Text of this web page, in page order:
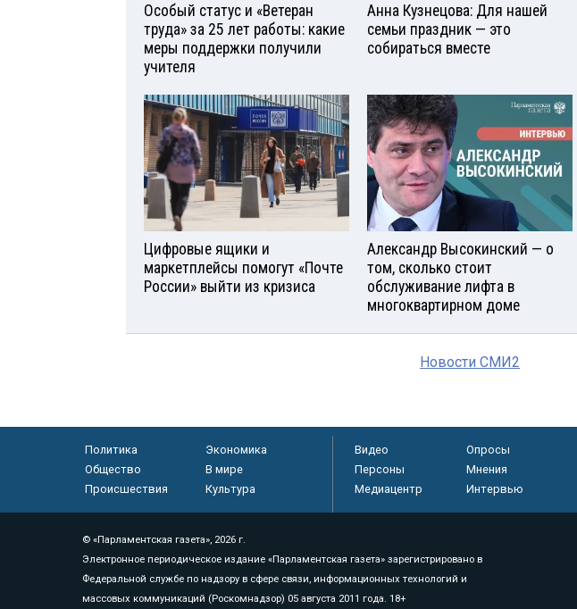
Особый статус и «Ветеран
труда» за 25 лет работы: какие
меры поддержки получили
учителя
Анна Кузнецова: Для нашей
семьи праздник — это
собираться вместе
Цифровые ящики и
маркетплейсы помогут «Почте
России» выйти из кризиса
Александр Высокинский — о
том, сколько стоит
обслуживание лифта в
многоквартирном доме
Новости СМИ2
Политика
Экономика
Общество
В мире
Происшествия
Культура
Видео Опросы
Персоны
Мнения
Медиацентр
Интервью
© «Парламентская газета», 2026 г.
Электронное периодическое издание «Парламентская газета» зарегистрировано в
Федеральной службе по надзору в сфере связи, информационных технологий и
массовых коммуникаций (Роскомнадзор) 05 августа 2011 года. 18+